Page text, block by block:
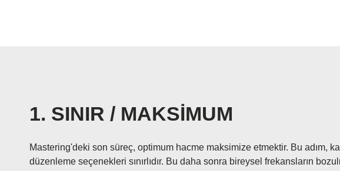
1. SINIR / MAKSİMUM
Mastering'deki son süreç, optimum hacme maksimize etmektir. Bu adım,
düzenleme seçenekleri sınırlıdır. Bu daha sonra bireysel frekansların